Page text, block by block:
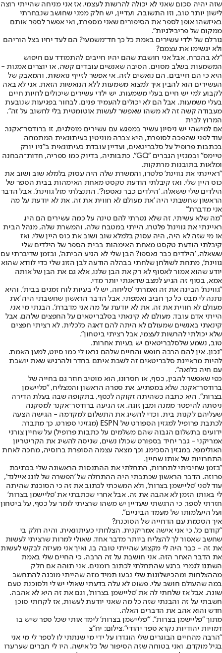
שזה יהיה סכום שאני לא יכולה להרשות לעצמי. אז אני מניחה שהייתי רוצה
לישון יותר טוב, וזו התשובה. ועדיין, יש חלק ממני שחושב שנבחרתי
באיזשהו אופן לספר את הסיפורים שאני מספרת, ואי אפשר לספר אותם
ממקום של פריבילגיות".
גורלם של ילדי עשירים באמת כל כך חד־משמעי? הם לעד יחיו בצל הוריהם
ולא יגשימו את עצמם?
"לא בהכרח, אבל אני חושבת שהם יהיו חייבים להתמודד עם חיפוש
המשמעות בשלב מסוים. הסיבה שאנשים עובדים קשה, או יוצרים אמנות -
היא כי הם חייבים, הם נואשים לזה. אי אפשר לזייף נואשות, והמאבק של
העשירים הוא להבין איך למצוא משמעות ללא הנואשות הזאת. אני לא באה
לקבוע למי יש חיים בעלי משמעות. יש ילדי עשירים שיכולים לחיות חיים
בעלי משמעות, אבל הם לא יכולים להעמיד פנים. לבחור בפגיעות שנובעת
מעבודה קשה זה לא משהו שאפשר לעשות אוטומטית בלי לחשוב על זה".
המרוץ לבית
אם למישהי יש ניסיון עשיר במפגש עם עשירים מופלגים, זו ברודסר־אקנר.
עוד לפני שהפכה לסופרת, היא צברה מוניטין כעיתונאית המתמחה
בכתבות פרופיל על סלבריטאים, ועדיין עובדת כעיתונאית ב"ניו יורק
טיימס" ובמגזין הגברים "GQ". כתבותיה, בדיוק כמו ספריה, חדות־הבחנה
ומלאות בתובנות מרתקות.
"ראיינתי את גווינת' פלטרו, והמשרת שלה היה עסוק בלמלא שוב ושוב את
כוס היין שלי. ואז קיבלתי הודעת טקסט מאחת האימהות בבית הספר של
הילדים שלי ששאלה, 'הילדים כבר נאספו?', התנצלתי מול גווינת', אבל הדבר
הראשון שחשבתי היה 'את מעולם לא חווית את זה. את לא יודעת על מה
אני מדברת'"
"מה שלא עשיתי, זה שלא נטרתי להם טינה על כמה עשירים הם היו.
ראיינתי את גווינת' פלטרו, הייתי במטבח שלה, והמשרת שלה, מנהל הבית
או מי שזה לא היה, היה עסוק בלמלא שוב ושוב את כוס היין שלי. ואז
קיבלתי הודעת טקסט מאחת האימהות בבית הספר של הילדים שלי
ששאלה, 'הילדים כבר נאספו? הבן שלי לא הגיע הביתה', ובזמן שדיברתי עם
גווינת', מתחת לשולחן שלחתי בבהלה הודעה לבן הזוג שלי כדי לוודא שהוא
יודע שהוא אמור לאסוף לא רק את הבן שלנו, אלא גם את הבן של אותה
אמא, בסוף זה הגיע למצב שדאגתי יותר מדי.
"גווינת' הבינה את זה ואמרתי 'סליחה, יש לי בעיות לוח זמנים בבית', והיא
נתנה לי מבט כל כך חביב ואמפתי, אבל הדבר הראשון שחשבתי היה 'את
מעולם לא חווית את זה. את לא יודעת על מה אני מדברת'. הבנתי מי אני,
הייתי אדם עובד, מעולם לא קינאתי בסלבריטאים על החפצים שלהם, אבל
קינאתי באנשים שמעולם לא היתה להם דאגה כלכלית. לא רציתי חפצים
שלא יכולתי להרשות לעצמי, אבל רציתי ביטחון".
טוב, נשמע שלסלבריטאים יש בעיות אחרות.
"נכון. אין להם הרבה חופש והחיים שלהם נראו לי כמו סיוט, למען האמת.
להיות מראיינת סלבריטאים זה לשבת איתם בחדר ולהרגיש שאת יושבת
עם חיה כלואה".
כפי שאפשר להבין, כסף, או חסרונו, הוא מוטיב חוזר גם בחייה של
ברודסר־אקנר. שלא במפתיע, את ספרה הראשון והמצליח, "פליישמן
בצרות", היא כתבה כשהיתה זקוקה לכסף, בתקופה שבה בעלת הדירה
ניסתה להיפטר ממנה ומבן זוגה. אז הגיעה ברודסר־אקנר למסקנה
שעליהם לקנות בית, וכדי להשיג את התשלום למקדמה - הגישה הצעה
לכתבת פרופיל למגזין הספורט של ESPN (מגזיני ספורט, כך מתברר,
ידועים בתשלום הגבוה שהם משלמים על כתבות פרופיל) על שחיין צורני
אמריקני - גבר יחיד בספורט שכולו נשים, שניסה להשיג את הקריטריון
האולימפי. במגזין הסכימו, וכך מצאה עצמה הסופרת ברוסיה, מחכה לאחת
התחרויות של אותו שחיין.
"בזמן שחיכיתי לתחרות, התחלתי את ההתנסות הראשונה שלי בכתיבת
פרוזה. הדבר הראשון שכתבתי היה ההתחלה של 'הפשרה של לונג איילנד',
עוד לפני 'פליישמן בצרות', ולא המשכתי לכתוב את זה כי הסוכנת שהיתה
לי באותו הזמן לא אהבה את זה. אבל אחרי שכתבתי את 'פליישמן בצרות'
חזרתי לספר, כי הרגשתי שעדיין יש משהו שרציתי לומר על כסף, על ביטחון
ועל היעלמותו של מעמד הביניים".
איך הסכמת עם הדחייה של הסוכנת?
"קודם כל, כי אני אישה אמריקנית. הצלחתי כעיתונאית, והיה חלק בי
שחשב שאסור לך להצליח ביותר מדבר אחד, שאולי למרות שרציתי לעשות
את זה - כבר היה לי מקצוע שהייתי טובה בו, ואיך אני מעיזה לבקש לעשות
את הדבר האחר הזה. אני חושבת על זה הרבה, כי החיים שלי באמת
השתנו לגמרי ברגע שהתחלתי לכתוב רומנים. אני תוהה אם חלק
מההצלחות ומהכישלונות שלי נבעו תמיד מזה שהייתי מוכנה להתחשב
במה שהעולם חושב עלי. פשוט לא עלה בדעתי שאולי יש לי ולסוכנת טעם
שונה. אבל אז שלחתי לה את 'פליישמן בצרות', וגם את זה היא לא אהבה.
חשבתי על זה והבנתי שזה כל מה שאני יודעת לעשות, אז לקחתי סוכן
חדש והוא אהב את הדברים האלה.
מתוך "פליישמן בצרות". "'פליישמן בצרות' לימד אותי שכל ספר שיש בו
דמויות יהודיות נקרא ספר יהודי",צילום: יח"צ
"הרבה מהחיים הבוגרים שלי הוגדרו על ידי מי שנתתי לו לספר לי מי אני
בגיל מוקדם, ואני בטוחה שזה הסיפור של כל אישה. היו לי חברים שערערו